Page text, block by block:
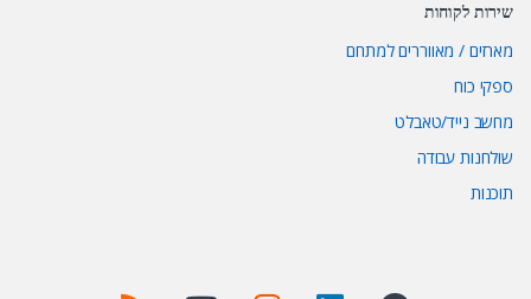
שירות לקוחות
מארזים / מאווררים למתחם
ספקי כוח
מחשב נייד/טאבלט
שולחנות עבודה
תוכנות